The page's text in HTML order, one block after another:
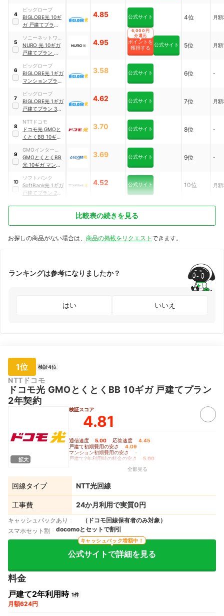
4
ビッグローブ
BIGLOBE光 10ギ
ガ 戸建てプラン 2
4.85 公式サイト 4位 月
5
ソニーネットワー
クコミュニケーシ
ョンズ
NURO 光 10ギガ
戸建てプラン 契約
4.95
ポイントを
獲得する
6,000円
分還元
公式サイト 5位 月
6
ビッグローブ
BIGLOBE光 1ギガ
マンションプラン
3.58 公式サイト 6位 -
7
ビッグローブ
BIGLOBE光 1ギガ
戸建てプラン 3年
4.62 公式サイト 7位 月
8
NTTドコモ
ドコモ光 GMOと
くとくBB 10ギガ
2年契約
3.70 公式サイト 8位 -
9
GMOインターネ
ット
GMOとくとくBB
光 10ギガ マンシ
間なし
3.69 公式サイト 9位 -
10
ソフトバンク
SoftBank光 1ギガ
戸建てプラン 2年
4.52 公式サイト 10位 月
比較表の続きを見る
お探しの商品がない場合は、 商品の掲載をリクエスト できます。
ランキングは参考になりましたか？
はい いいえ
1位 検証4位
NTTドコモ
ドコモ光 GMOとくとくBB 10ギガ 戸建てプラン
2年契約
拡大
検証スコア
4.81
通信速度 5.00 応答速度 4.45
戸建て初期費用の安さ 4.09
マンション初期費用の安さ -
戸建て2年利用時の料金の安さ 5.00
戸建て5年利用時の料金の安さ 4.88
マンション2年利用時の料金の安さ
マンション3年利用時の料金の安さ
マンション5年利用時の料金の安さ
Wi-Fiルーターレンタルの充実度 4.70
全部見る
回線タイプ NTT光回線
工事費 24か月利用で実質0円
キャッシュバックあり
（ドコモ回線保有者のみ対象）
スマホセット割
docomoとセットで割引
公式サイトで詳細を見る
キャッシュバック増額中！
料金
戸建て2年利用時 1件
月額624円